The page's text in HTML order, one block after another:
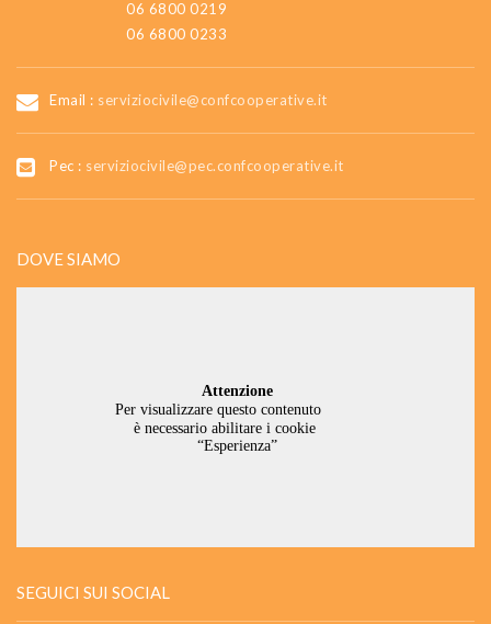
06 6800 0219
06 6800 0233
Email : serviziocivile@confcooperative.it
Pec : serviziocivile@pec.confcooperative.it
DOVE SIAMO
SEGUICI SUI SOCIAL